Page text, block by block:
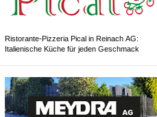
Ristorante-Pizzeria Pical in Reinach AG:
Italienische Küche für jeden Geschmack